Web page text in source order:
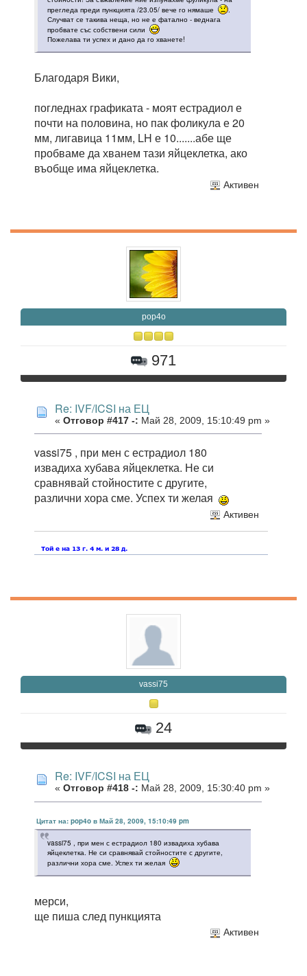
прегледа преди пункцията /23.05/ вече го нямаше
.
Случват се такива неща, но не е фатално - веднага
пробвате със собствени сили
Пожелава ти успех и дано да го хванете!
Благодаря Вики,
погледнах графиката - моят естрадиол е
почти на половина, но пак фоликула е 20
мм, лигавица 11мм, LH е 10.......абе ще
пробваме да хванем тази яйцеклетка, ако
въобще има яйцеклетка.
Активен
pop4o
971
Re: IVF/ICSI на ЕЦ
« Отговор #417 -: Май 28, 2009, 15:10:49 pm »
vassi75 , при мен с естрадиол 180
извадиха хубава яйцеклетка. Не си
сравнявай стойностите с другите,
различни хора сме. Успех ти желая
Активен
vassi75
24
Re: IVF/ICSI на ЕЦ
« Отговор #418 -: Май 28, 2009, 15:30:40 pm »
Цитат на: pop4o в Май 28, 2009, 15:10:49 pm
vassi75 , при мен с естрадиол 180 извадиха хубава
яйцеклетка. Не си сравнявай стойностите с другите,
различни хора сме. Успех ти желая
мерси,
ще пиша след пункцията
Активен